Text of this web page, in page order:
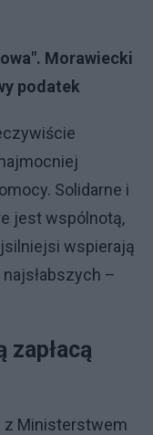
Morawiecki
podatek
Solidarne i
jest wspólnotą,
wspierają
–
zapłacą
z Ministerstwem